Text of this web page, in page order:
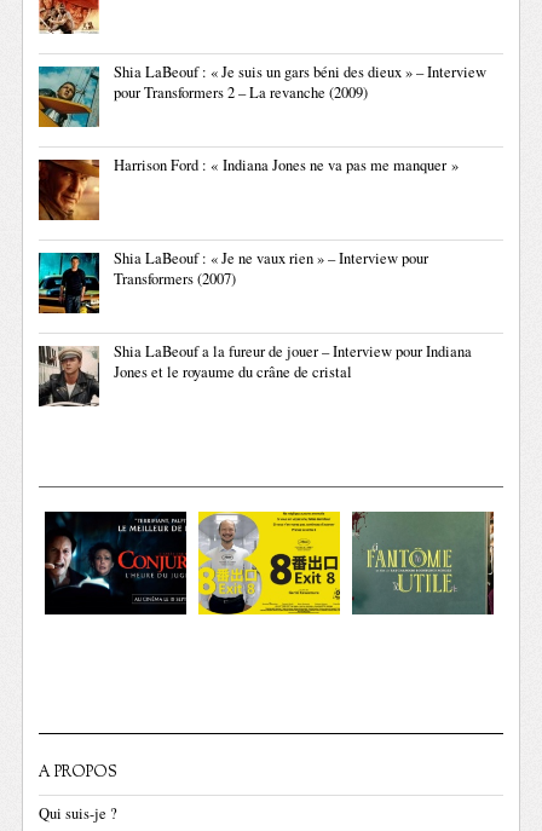
Shia LaBeouf : « Je suis un gars béni des dieux » – Interview
pour Transformers 2 – La revanche (2009)
Harrison Ford : « Indiana Jones ne va pas me manquer »
Shia LaBeouf : « Je ne vaux rien » – Interview pour
Transformers (2007)
Shia LaBeouf a la fureur de jouer – Interview pour Indiana
Jones et le royaume du crâne de cristal
A PROPOS
Qui suis-je ?